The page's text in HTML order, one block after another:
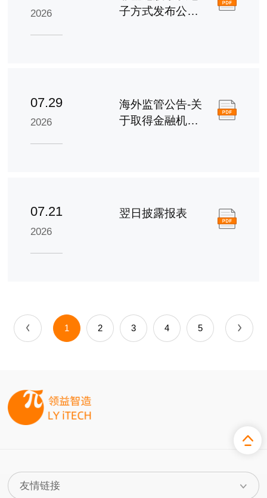
2026
子方式发布公司
07.29
2026
海外监管公告-关
于取得金融机构
07.21
2026
翌日披露报表
1 2 3 4 5